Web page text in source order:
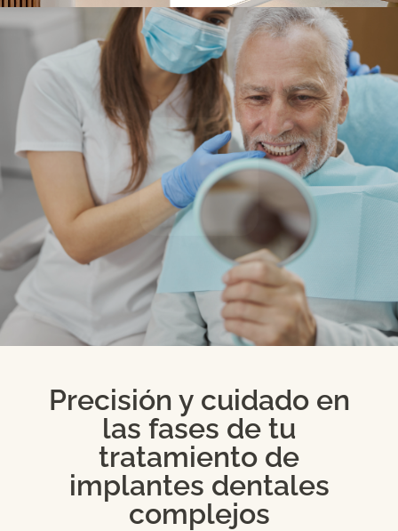
Precisión y cuidado en
las fases de tu
tratamiento de
implantes dentales
complejos